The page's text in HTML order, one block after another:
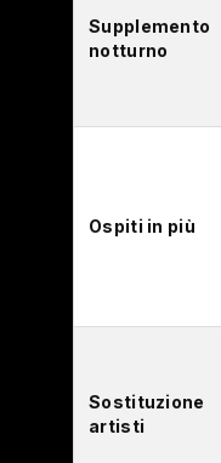
Supplemento
notturno
Ospiti in più
Sostituzione
artisti